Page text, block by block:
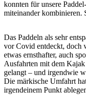
konnten für unsere
miteinander kombinieren.
Das Paddeln als sehr
vor Covid entdeckt, doch
etwas ernsthafter, auch
Ausfahrten mit dem
gelangt – und irgendwie
Die märkische Umfahrt
irgendeinem Punkt